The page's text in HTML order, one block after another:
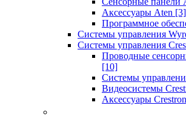
Аксессуары Aten [3]
Программное
Системы управления
Системы управления
Проводные
[10]
Системы
Видеосистемы
Аксессуары Crestron